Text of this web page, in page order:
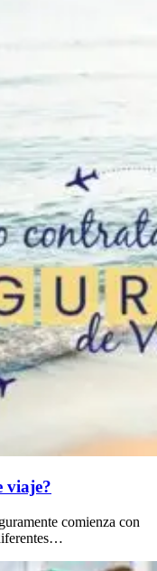
viaje?
comienza con